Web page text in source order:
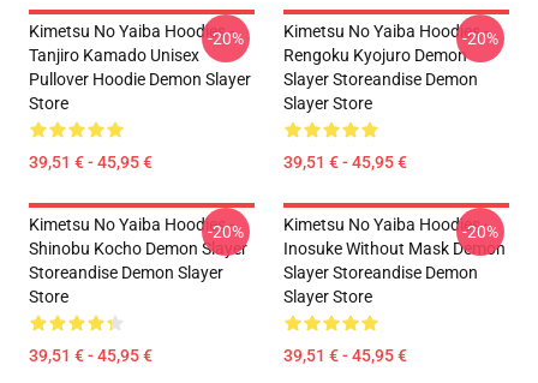
Kimetsu No Yaiba Hoodies -
Tanjiro Kamado Unisex
Pullover Hoodie Demon Slayer
Store
39,51 € - 45,95 €
-20%
Kimetsu No Yaiba Hoodies -
Rengoku Kyojuro Demon
Slayer Storeandise Demon
Slayer Store
39,51 € - 45,95 €
-20%
Kimetsu No Yaiba Hoodies -
Shinobu Kocho Demon Slayer
Storeandise Demon Slayer
Store
39,51 € - 45,95 €
-20%
Kimetsu No Yaiba Hoodies -
Inosuke Without Mask Demon
Slayer Storeandise Demon
Slayer Store
39,51 € - 45,95 €
-20%